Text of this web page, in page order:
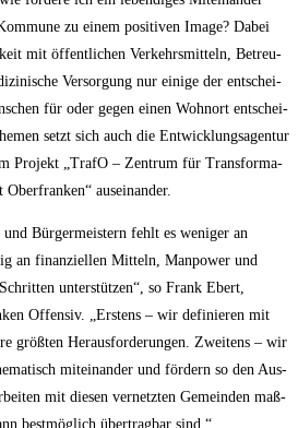
zu einem posi­ti­ven Image? Dabei
mit öffent­li­chen Ver­kehrs­mit­teln, Betreu­
Ver­sor­gung nur eini­ge der ent­schei­
für oder gegen einen Wohn­ort ent­schei­
setzt sich auch die Ent­wick­lungs­agen­tur
Pro­jekt „Tra­fO – Zen­trum für Trans­for­ma­
auseinander.
Bür­ger­meis­tern fehlt es weni­ger an
an finan­zi­el­len Mit­teln, Man­power und
unter­stüt­zen“, so Frank Ebert,
Offen­siv. „Ers­tens – wir defi­nie­ren mit
größ­ten Her­aus­for­de­run­gen. Zwei­tens – wir
mit­ein­an­der und för­dern so den Aus­
mit die­sen ver­netz­ten Gemein­den maß­
best­mög­lich über­trag­bar sind.“